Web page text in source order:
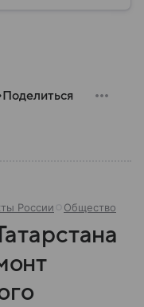
Поделиться
России Общество